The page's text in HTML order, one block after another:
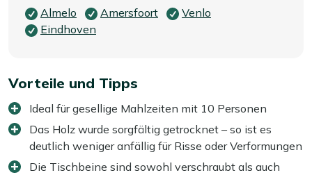
Almelo Amersfoort
Venlo
Eindhoven
Vorteile und Tipps
Ideal für gesellige Mahlzeiten mit 10 Personen
Das Holz wurde sorgfältig getrocknet – so ist es
deutlich weniger anfällig für Risse oder Verformungen
Die Tischbeine sind sowohl verschraubt als auch